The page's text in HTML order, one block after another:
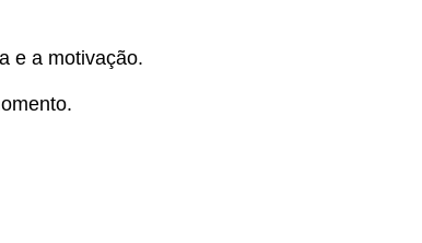
e a motivação.